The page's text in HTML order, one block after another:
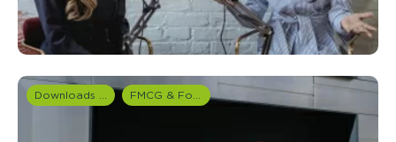
Downloads en rapportages FMCG & Food branche